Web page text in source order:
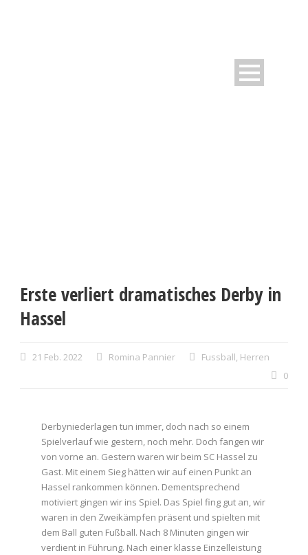
Erste verliert dramatisches Derby in
Hassel
21 Feb. 2022 Romina Pannier Fussball, Herren
0
Derbyniederlagen tun immer, doch nach so einem
Spielverlauf wie gestern, noch mehr. Doch fangen wir
von vorne an. Gestern waren wir beim SC Hassel zu
Gast. Mit einem Sieg hätten wir auf einen Punkt an
Hassel rankommen können. Dementsprechend
motiviert gingen wir ins Spiel. Das Spiel fing gut an, wir
waren in den Zweikämpfen präsent und spielten mit
dem Ball guten Fußball. Nach 8 Minuten gingen wir
verdient in Führung. Nach einer klasse Einzelleistung